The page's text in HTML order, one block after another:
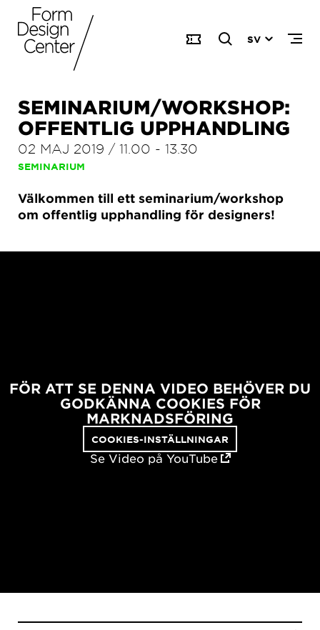
SV
SEMINARIUM/WORKSHOP:
OFFENTLIG UPPHANDLING
02 MAJ 2019 / 11.00 - 13.30
SEMINARIUM
Välkommen till ett seminarium/workshop
om offentlig upphandling för designers!
FÖR ATT SE DENNA VIDEO BEHÖVER DU
GODKÄNNA COOKIES FÖR
MARKNADSFÖRING
COOKIES-INSTÄLLNINGAR
Se Video på YouTube